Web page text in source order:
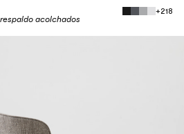
acolchados
+218